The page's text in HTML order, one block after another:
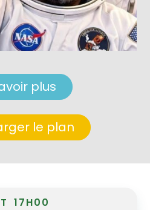
le plan
plus
17H00